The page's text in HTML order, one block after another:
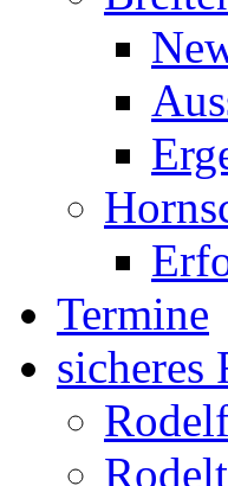
Termine
sicheres